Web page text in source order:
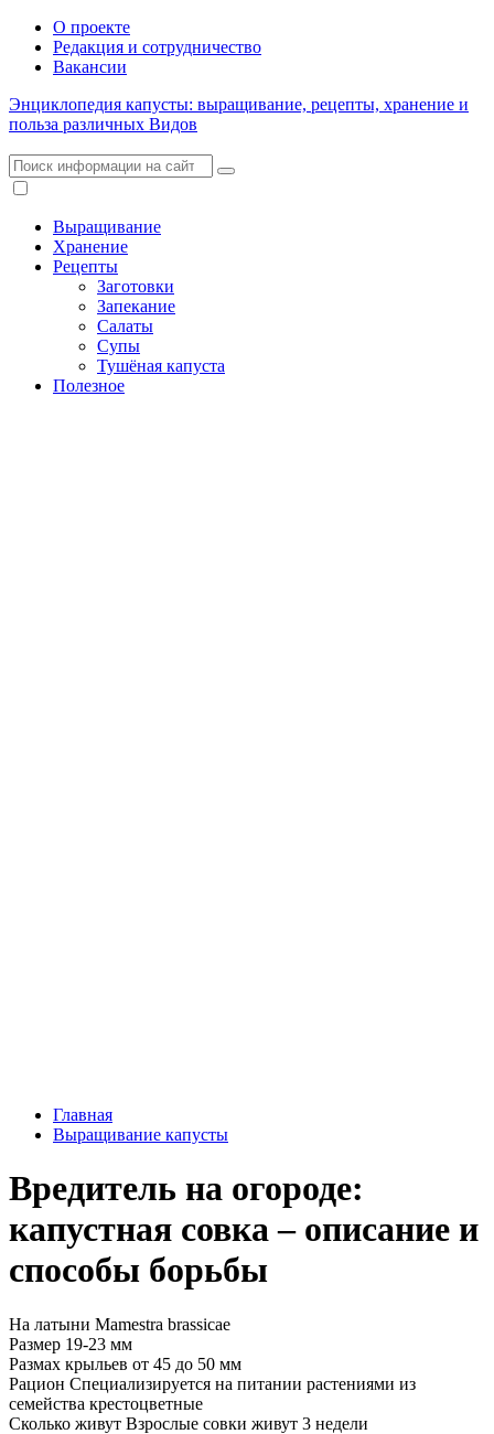
О проекте
Редакция и сотрудничество
Вакансии
Энциклопедия капусты: выращивание, рецепты, хранение и
польза различных Видов
Выращивание
Хранение
Рецепты
Заготовки
Запекание
Салаты
Супы
Тушёная капуста
Полезное
Главная
Выращивание капусты
Вредитель на огороде:
капустная совка – описание и
способы борьбы
На латыни Mamestra brassicae
Размер 19-23 мм
Размах крыльев от 45 до 50 мм
Рацион Специализируется на питании растениями из
семейства крестоцветные
Сколько живут Взрослые совки живут 3 недели